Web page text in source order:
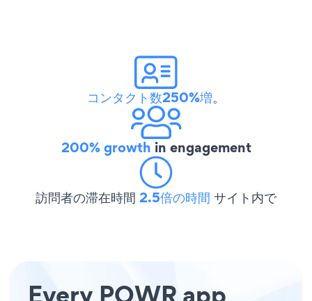
コンタクト数250%増。
200% growth in engagement
訪問者の滞在時間 2.5倍の時間 サイト内で